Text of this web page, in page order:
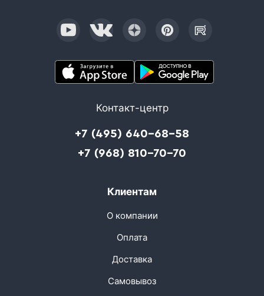
Контакт-центр
+7 (495) 640-68-58
+7 (968) 810-70-70
Клиентам
О компании
Оплата
Доставка
Самовывоз